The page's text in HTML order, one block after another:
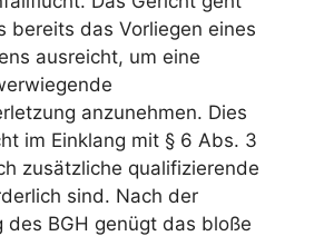
bereits das Vorliegen eines
ausreicht, um eine
anzunehmen. Dies
im Einklang mit § 6 Abs. 3
zusätzliche qualifizierende
sind. Nach der
des BGH genügt das bloße